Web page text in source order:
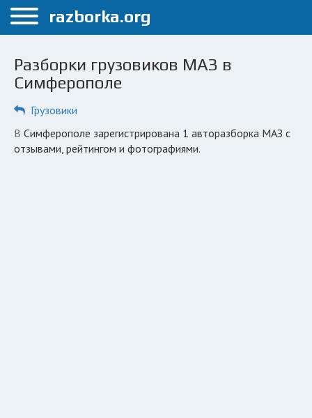
Меню
Симферополь
Каталог разборок
Вопрос автоюристу
Разборки грузовиков МАЗ в
Симферополе
Грузовики
в Симферополе зарегистрирована 1 авторазборка МАЗ с
отзывами, рейтингом и фотографиями.
razborka.org